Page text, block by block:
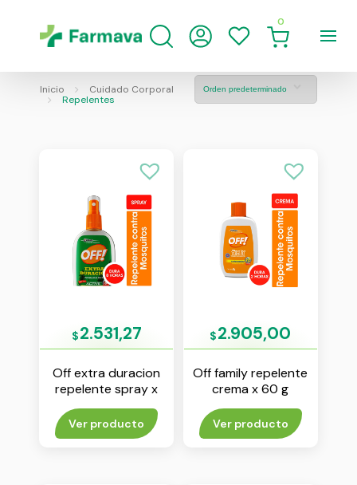
0
Inicio
Cuidado Corporal
Repelentes
$2.531,27
Off extra duracion
repelente spray x
200 ml
Ver producto
$2.905,00
Off family repelente
crema x 60 g
Ver producto